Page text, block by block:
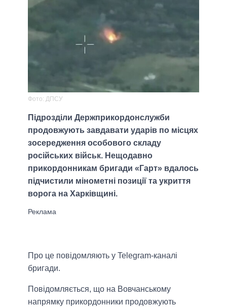
Фото: ДПСУ
Підрозділи Держприкордонслужби
продовжують завдавати ударів по місцях
зосередження особового складу
російських військ. Нещодавно
прикордонникам бригади «Гарт» вдалось
підчистили мінометні позиції та укриття
ворога на Харківщині.
Про це повідомляють у Telegram-каналі
бригади.
Повідомляється, що на Вовчанському
напрямку прикордонники продовжують